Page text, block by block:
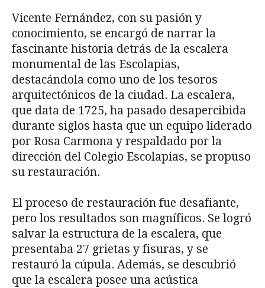
Vicente Fernández, con su pasión y
conocimiento, se encargó de narrar la
fascinante historia detrás de la escalera
monumental de las Escolapias,
destacándola como uno de los tesoros
arquitectónicos de la ciudad. La escalera,
que data de 1725, ha pasado desapercibida
durante siglos hasta que un equipo liderado
por Rosa Carmona y respaldado por la
dirección del Colegio Escolapias, se propuso
su restauración.
El proceso de restauración fue desafiante,
pero los resultados son magníficos. Se logró
salvar la estructura de la escalera, que
presentaba 27 grietas y fisuras, y se
restauró la cúpula. Además, se descubrió
que la escalera posee una acústica